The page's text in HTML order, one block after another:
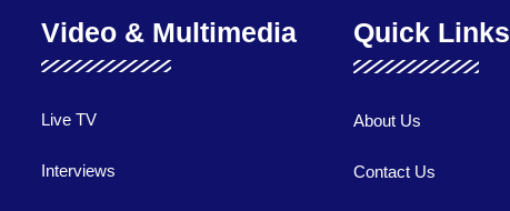
Video & Multimedia
Live TV
Interviews
Quick Links
About Us
Contact Us